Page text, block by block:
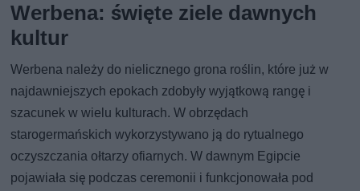
Werbena: święte ziele dawnych
kultur
Werbena należy do nielicznego grona roślin, które już w
najdawniejszych epokach zdobyły wyjątkową rangę i
szacunek w wielu kulturach. W obrzędach
starogermańskich wykorzystywano ją do rytualnego
oczyszczania ołtarzy ofiarnych. W dawnym Egipcie
pojawiała się podczas ceremonii i funkcjonowała pod